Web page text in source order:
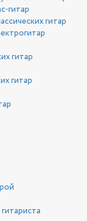
гитар
гитар
гитар
гитар